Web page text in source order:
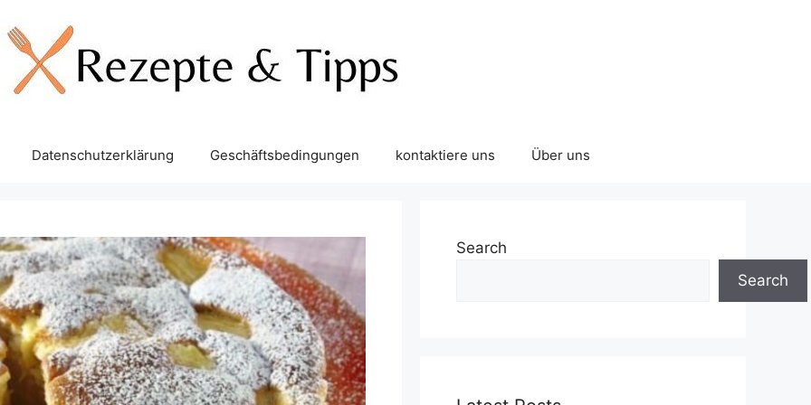
Datenschutzerklärung Geschäftsbedingungen kontaktiere uns Über uns
Search
Search